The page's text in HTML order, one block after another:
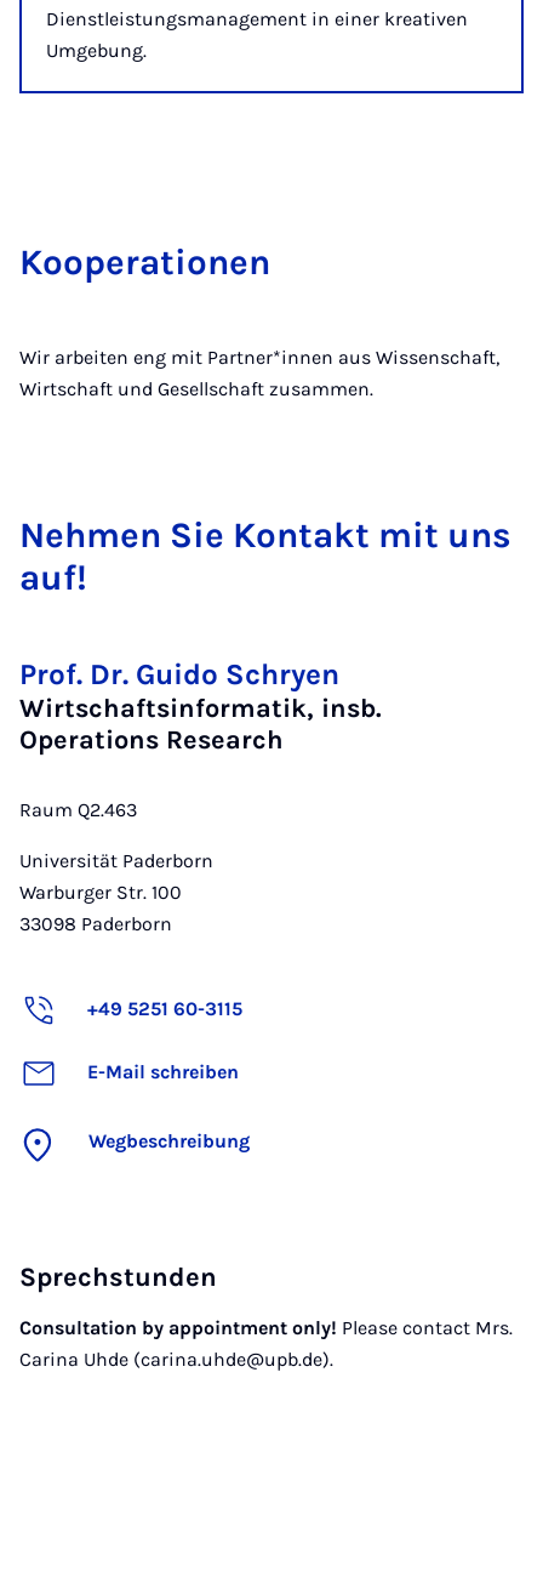
Dienstleistungsmanagement in einer kreativen
Umgebung.
Kooperationen
Wir arbeiten eng mit Partner*innen aus Wissenschaft,
Wirtschaft und Gesellschaft zusammen.
Neh­men Sie Kon­takt mit uns
auf!
Prof. Dr. Guido Schryen
Wirtschaftsinformatik, insb.
Operations Research
Raum Q2.463
Universität Paderborn
Warburger Str. 100
33098 Paderborn
+49 5251 60-3115
E-Mail schreiben
Wegbeschreibung
Sprechstunden
Consultation by appointment only! Please contact Mrs.
Carina Uhde (carina.uhde@upb.de).